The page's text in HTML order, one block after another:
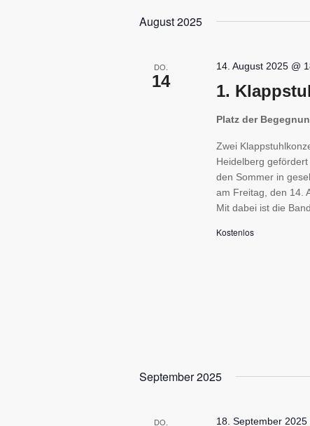
August 2025
DO.
14
1.
14. August 2025 @
Platz der
Zwei
Heidelberg
den Sommer in
am Freitag, den 14.
Mit dabei ist die
Kostenlos
September 2025
DO. 18. September 2025